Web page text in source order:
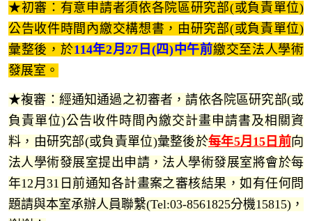
★初審：有意申請者須依各院區研究部(或負責單位)
公告收件時間內繳交構想書 ，由研究部(或負責單位)
彙整後， 於114年2月27日(四)中午前繳交至法人學術
發展室。
★複審：經通知通過之初審者，請依各院區研究部(或
負責單位)公告收件時間內繳交計畫申請書及相關資
料，由研究部(或負責單位)彙整後於每年5月15日前向
法人學術發展室提出申請，法人學術發展室將會於每
年12月31日前通知各計畫案之審核結果，如有任何問
題請與本室承辦人員聯繫(Tel:03-8561825分機15815)，